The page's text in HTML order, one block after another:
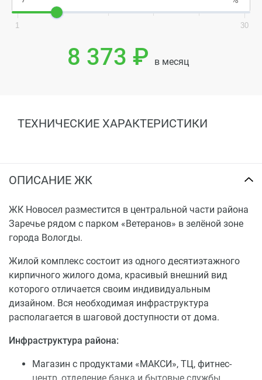
1 30
8 373 ₽ в месяц
ТЕХНИЧЕСКИЕ ХАРАКТЕРИСТИКИ
ОПИСАНИЕ ЖК
ЖК Новосел разместится в центральной части района
Заречье рядом с парком «Ветеранов» в зелёной зоне
города Вологды.
Жилой комплекс состоит из одного десятиэтажного
кирпичного жилого дома, красивый внешний вид
которого отличается своим индивидуальным
дизайном. Вся необходимая инфраструктура
располагается в шаговой доступности от дома.
Инфраструктура района:
Магазин с продуктами «МАКСИ», ТЦ, фитнес-